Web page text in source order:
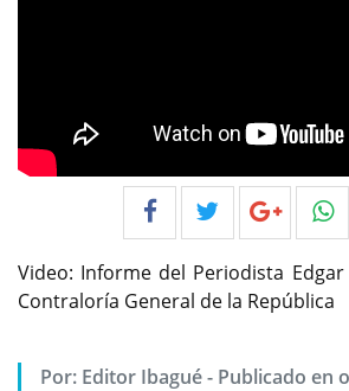
Video: Informe del Periodista Edgar
Contraloría General de la República
Por: Editor Ibagué- Publicado en